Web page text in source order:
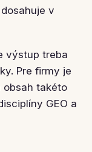
v
výstup treba
Pre firmy je
obsah takéto
GEO a